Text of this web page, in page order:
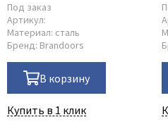
Под заказ
Артикул:
Материал: сталь
Бренд: Brandoors
В корзину
Купить в 1 клик